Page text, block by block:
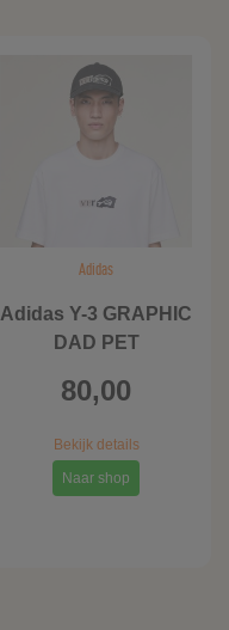
Adidas
Adidas Y-3 GRAPHIC
DAD PET
80,00
Bekijk details
Naar shop